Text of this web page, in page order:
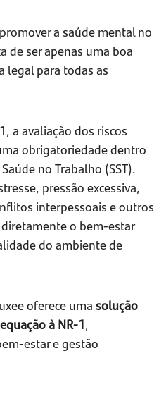
a saúde mental no
de ser apenas uma boa
legal para todas as
a avaliação dos riscos
obrigatoriedade dentro
no Trabalho (SST).
pressão excessiva,
interpessoais e outros
o bem-estar
do ambiente de
oferece uma solução
à NR-1,
estar e gestão